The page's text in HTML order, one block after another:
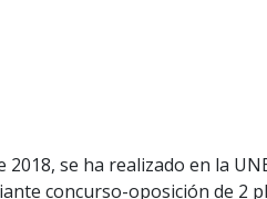
se ha realizado en la
concurso-oposición de 2